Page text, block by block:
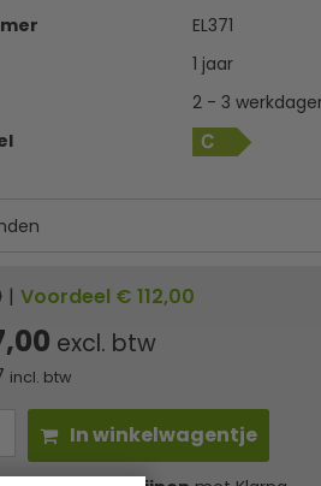
EL371
1 jaar
2 - 3
| Voordeel € 112,00
excl. btw
incl. btw
In winkelwagentje